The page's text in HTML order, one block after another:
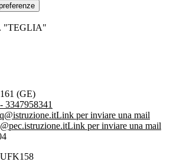
"TEGLIA"
(GE)
3347958341
Link per inviare una mail
Link per inviare una mail